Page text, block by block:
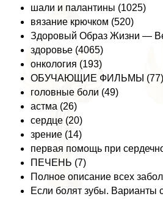
шали и палантины (1025)
вязание крючком (520)
Здоровый Образ Жизни —
здоровье (4065)
oнкoлoгия (193)
ОБУЧАЮЩИЕ ФИЛЬМЫ (77)
головные боли (49)
астма (26)
сердце (20)
зрение (14)
первая помощь при
ПЕЧЕНЬ (7)
Полное описание всех
Если болят зубы. Варианты